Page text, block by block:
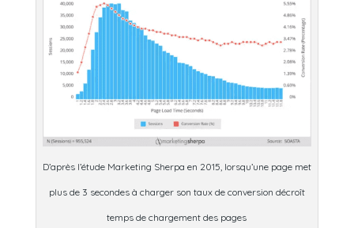
D’après l’étude Marketing Sherpa en 2015, lorsqu’une page met
plus de 3 secondes à charger son taux de conversion décroît
temps de chargement des pages